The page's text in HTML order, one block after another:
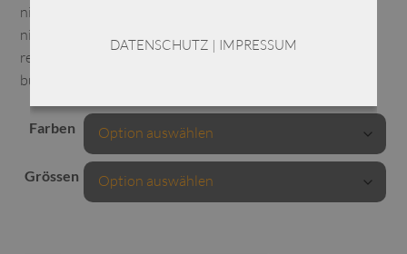
nicht chloren
nicht im Trockner trocknen
reinigen
bügelfrei
Farben
Grössen
DATENSCHUTZ | IMPRESSUM